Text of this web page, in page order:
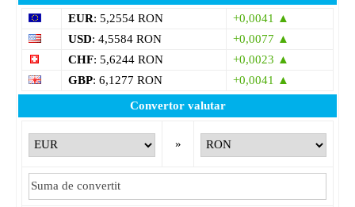
EUR: 5,2554 RON
+0,0041 ▲
USD: 4,5584 RON
+0,0077 ▲
CHF: 5,6244 RON
+0,0023 ▲
GBP: 6,1277 RON
+0,0041 ▲
Convertor valutar
»